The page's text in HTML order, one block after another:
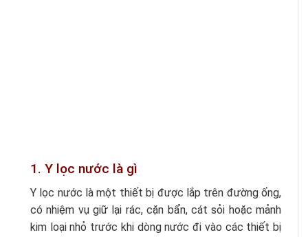
1. Y lọc nước là gì
Y lọc nước là một thiết bị được lắp trên đường ống,
có nhiệm vụ giữ lại rác, cặn bẩn, cát sỏi hoặc mảnh
kim loại nhỏ trước khi dòng nước đi vào các thiết bị